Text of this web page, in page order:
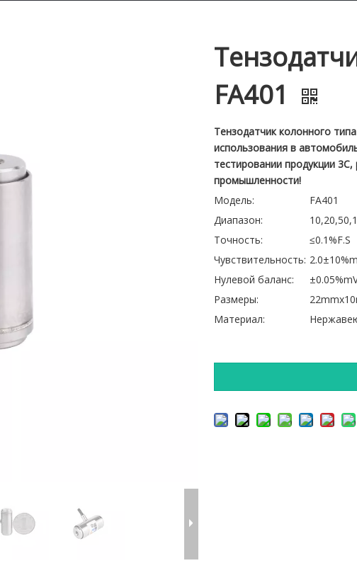
FA401
Тензодатчик колонного
использования в
тестировании продукции
промышленности!
Модель:
FA401
Диапазон:
Точность:
≤0.1%F.S
Чувствительность:
Нулевой баланс:
Размеры:
Материал: